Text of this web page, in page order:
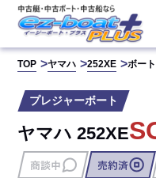
TOP ヤマハ 252XE ボー
プレジャーボート
ヤマハ 252XE